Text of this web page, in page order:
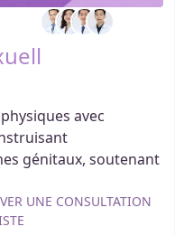
avec
génitaux, soutenant
UNE CONSULTATION